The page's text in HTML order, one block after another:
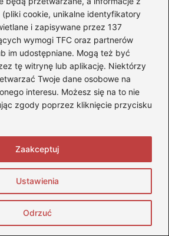
cookie, unikalne identyfikatory
i zapisywane przez 137
wymogi TFC oraz partnerów
im udostępniane. Mogą też być
tę witrynę lub aplikację. Niektórzy
Twoje dane osobowe na
interesu. Możesz się na to nie
zgody poprzez kliknięcie przycisku
Ustawienia
Odrzuć
Zaakceptuj
kierowców Renault Clio 2
2
Clio 2
Stefaniuk
i od lat żyję motoryzacją — na
kołach i wszystkim, co ma silnik,
emocje. Blog stopquadom.pl to